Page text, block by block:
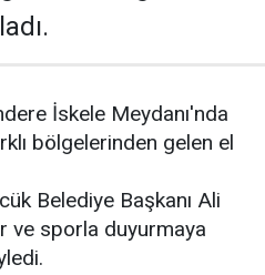
İskele Meydanı'nda
bölgelerinden gelen el
Belediye Başkanı Ali
ve sporla duyurmaya